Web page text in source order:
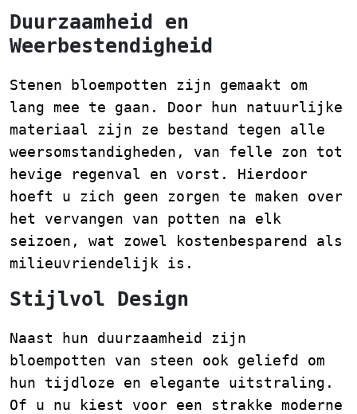
Duurzaamheid en
Weerbestendigheid
Stenen bloempotten zijn gemaakt om
lang mee te gaan. Door hun natuurlijke
materiaal zijn ze bestand tegen alle
weersomstandigheden, van felle zon tot
hevige regenval en vorst. Hierdoor
hoeft u zich geen zorgen te maken over
het vervangen van potten na elk
seizoen, wat zowel kostenbesparend als
milieuvriendelijk is.
Stijlvol Design
Naast hun duurzaamheid zijn
bloempotten van steen ook geliefd om
hun tijdloze en elegante uitstraling.
Of u nu kiest voor een strakke moderne